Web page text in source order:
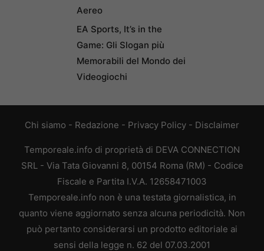
Aereo
EA Sports, It’s in the
Game: Gli Slogan più
Memorabili del Mondo dei
Videogiochi
Chi siamo - Redazione - Privacy Policy - Disclaimer
Temporeale.info di proprietà di DEVA CONNECTION
SRL - Via Tata Giovanni 8, 00154 Roma (RM) - Codice
Fiscale e Partita I.V.A. 12658471003
Temporeale.info non è una testata giornalistica, in
quanto viene aggiornato senza alcuna periodicità. Non
può pertanto considerarsi un prodotto editoriale ai
sensi della legge n. 62 del 07.03.2001